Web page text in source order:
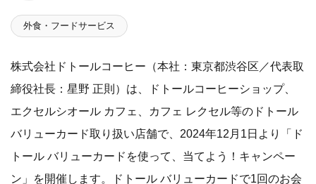
外食・フードサービス
株式会社ドトールコーヒー（本社：東京都渋谷区／代表取
締役社長：星野 正則）は、ドトールコーヒーショップ、
エクセルシオール カフェ、カフェ レクセル等のドトール
バリューカード取り扱い店舗で、2024年12月1日より「ド
トール バリューカードを使って、当てよう！キャンペー
ン」を開催します。ドトール バリューカードで1回のお会